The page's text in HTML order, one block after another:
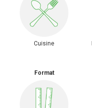
Cuisine
Format